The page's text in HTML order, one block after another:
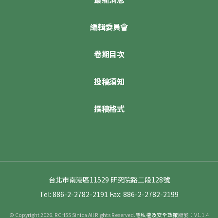
編輯委員會
卷期目次
投稿須知
撰稿格式
台北市南港區11529 研究院路二段128號
Tel: 886-2-2782-2191 Fax: 886-2-2782-2199
© Copyright 2026. RCHSS Sinica All Rights Reserved.隱私權及安全政策版號：V1.1.4